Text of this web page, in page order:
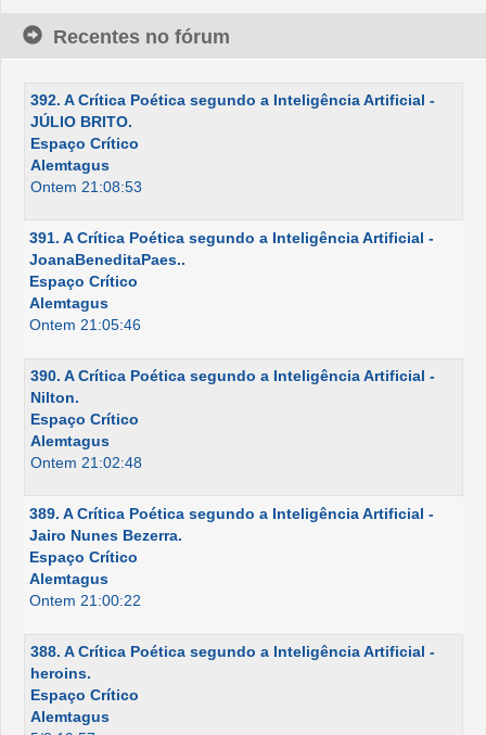
Recentes no fórum
392. A Crítica Poética segundo a Inteligência Artificial -
JÚLIO BRITO.
Espaço Crítico
Alemtagus
Ontem 21:08:53
391. A Crítica Poética segundo a Inteligência Artificial -
JoanaBeneditaPaes..
Espaço Crítico
Alemtagus
Ontem 21:05:46
390. A Crítica Poética segundo a Inteligência Artificial -
Nilton.
Espaço Crítico
Alemtagus
Ontem 21:02:48
389. A Crítica Poética segundo a Inteligência Artificial -
Jairo Nunes Bezerra.
Espaço Crítico
Alemtagus
Ontem 21:00:22
388. A Crítica Poética segundo a Inteligência Artificial -
heroins.
Espaço Crítico
Alemtagus